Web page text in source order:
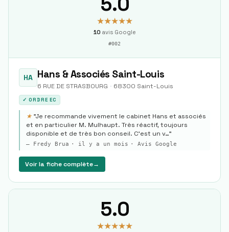
★★★★★
10 avis Google
#002
HA Hans & Associés Saint-Louis
6 RUE DE STRASBOURG · 68300 Saint-Louis
✓ ORDRE EC
★ "Je recommande vivement le cabinet Hans et associés
et en particulier M. Mulhaupt. Très réactif, toujours
disponible et de très bon conseil. C'est un v…"
— Fredy Brua · il y a un mois · Avis Google
Voir la fiche complète→
5.0
★★★★★